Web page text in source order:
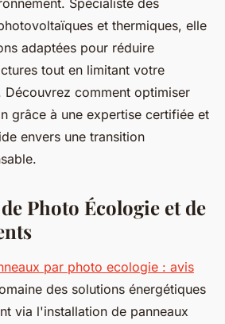
Spécialiste des
et thermiques, elle
adaptées pour réduire
tout en limitant votre
Découvrez comment optimiser
grâce à une expertise certifiée et
envers une transition
Photo Écologie et de
par photo ecologie : avis
des solutions énergétiques
via l'installation de panneaux